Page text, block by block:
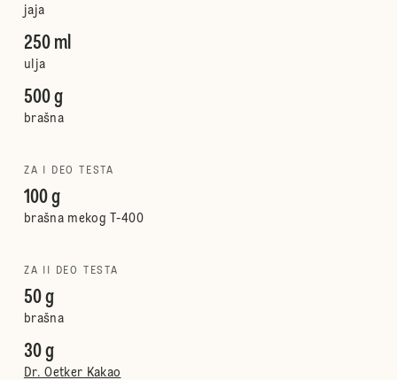
jaja
250 ml
ulja
500 g
brašna
ZA I DEO TESTA
100 g
brašna mekog T-400
ZA II DEO TESTA
50 g
brašna
30 g
Dr. Oetker Kakao